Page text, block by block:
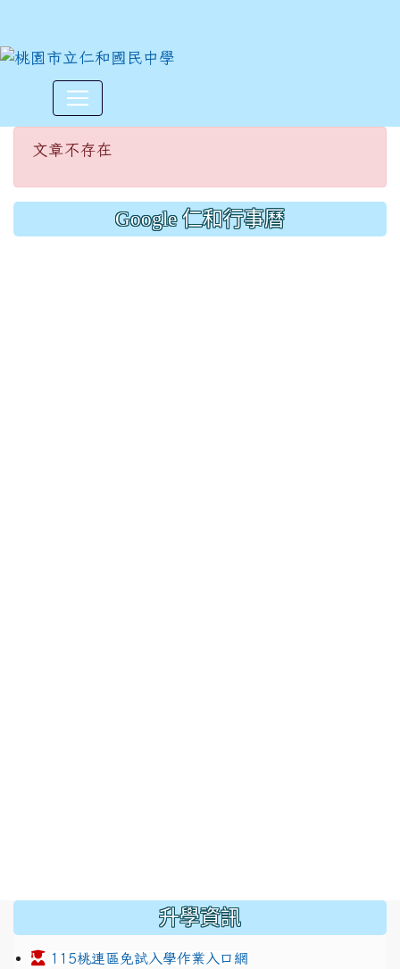
文章不存在
文章不存在
Google 仁和行事曆
升學資訊
115桃連區免試入學作業入口網